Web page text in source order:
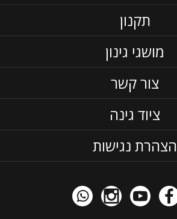
תקנון
מושגי גינון
צור קשר
ציוד גינה
הצהרת נגישות